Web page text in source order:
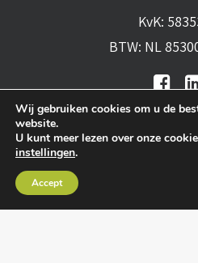
KvK:
BTW: NL
leveringsvoorwaarden
Wij gebruiken cookies om u de
website.
U kunt meer lezen over onze
instellingen.
Accept